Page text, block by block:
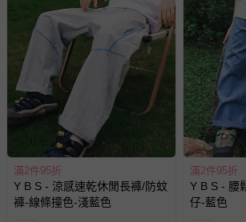
-新生兒親膚衣物（嬰幼兒包巾與背
褲、紗布衣等）。
-接觸性孕哺產品（奶嘴、奶瓶、擠
帶束縛衣、餐搖椅等）。
-其他原廠盒裝商品封口處已貼上「
示字句等說明貼紙、封條者。
國際航空、客運、訂房等服務。
相關的退換貨辦理流程，可詳見： 退換
其他常見問題：
滿2件95折
Y B S - 涼感速乾休閒長褲/防蚊
褲-線條撞色-淺藍色
滿2件95折
Y B S - 腰
仔-藍色